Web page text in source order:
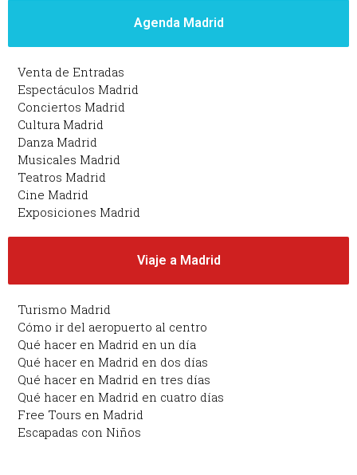
Agenda Madrid
Venta de Entradas
Espectáculos Madrid
Conciertos Madrid
Cultura Madrid
Danza Madrid
Musicales Madrid
Teatros Madrid
Cine Madrid
Exposiciones Madrid
Viaje a Madrid
Turismo Madrid
Cómo ir del aeropuerto al centro
Qué hacer en Madrid en un día
Qué hacer en Madrid en dos días
Qué hacer en Madrid en tres días
Qué hacer en Madrid en cuatro días
Free Tours en Madrid
Escapadas con Niños